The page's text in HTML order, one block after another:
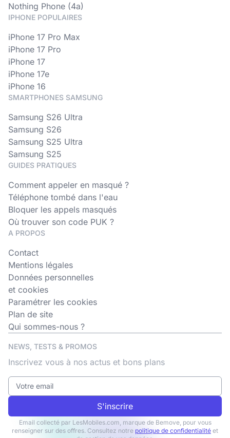
Nothing Phone (4a)
IPHONE POPULAIRES
iPhone 17 Pro Max
iPhone 17 Pro
iPhone 17
iPhone 17e
iPhone 16
SMARTPHONES SAMSUNG
Samsung S26 Ultra
Samsung S26
Samsung S25 Ultra
Samsung S25
GUIDES PRATIQUES
Comment appeler en masqué ?
Téléphone tombé dans l'eau
Bloquer les appels masqués
Où trouver son code PUK ?
A PROPOS
Contact
Mentions légales
Données personnelles
et cookies
Paramétrer les cookies
Plan de site
Qui sommes-nous ?
NEWS, TESTS & PROMOS
Inscrivez vous à nos actus et bons plans
S'inscrire
Email collecté par LesMobiles.com, marque de Bemove, pour vous
renseigner sur des offres. Consultez notre politique de confidentialité et